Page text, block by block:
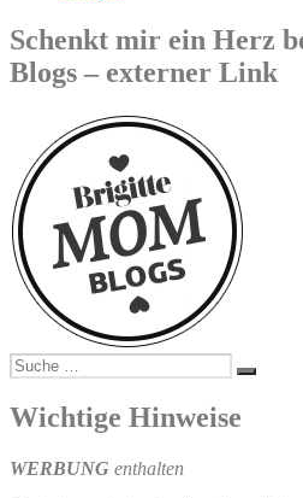
Schenkt mir ein Herz
Blogs – externer Link
Suche
nach:
Suchen
Wichtige Hinweise
WERBUNG enthalten